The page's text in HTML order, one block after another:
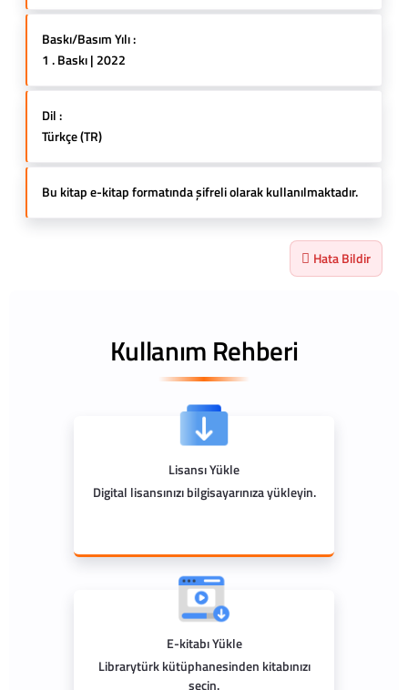
Baskı/Basım Yılı :
1 . Baskı | 2022
Dil :
Türkçe (TR)
Bu kitap e-kitap formatında şifreli olarak kullanılmaktadır.
Hata Bildir
Kullanım Rehberi
Lisansı Yükle
Digital lisansınızı bilgisayarınıza yükleyin.
E-kitabı Yükle
Librarytürk kütüphanesinden kitabınızı
seçin.